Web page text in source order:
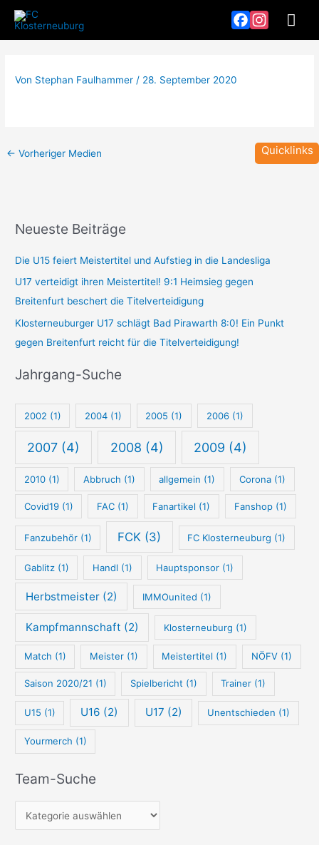
Inhalt
springen
Facebook
Instagram
Von Stephan Faulhammer / 28. September 2020
← Vorheriger Medien
Neueste Beiträge
Die U15 feiert Meistertitel und Aufstieg in die Landesliga
U17 verteidigt ihren Meistertitel! 9:1 Heimsieg gegen
Breitenfurt beschert die Titelverteidigung
Klosterneuburger U17 schlägt Bad Pirawarth 8:0! Ein Punkt
gegen Breitenfurt reicht für die Titelverteidigung!
Jahrgang-Suche
2002 (1) 2004 (1) 2005 (1) 2006(1)
2007 (4) 2008 (4) 2009 (4)
2010(1) Abbruch (1) allgemein (1) Corona(1)
Covid19(1) FAC (1) Fanartikel (1) Fanshop(1)
Fanzubehör(1) FCK (3) FC Klosterneuburg (1)
Gablitz(1) Handl (1) Hauptsponsor (1)
Herbstmeister(2) IMMOunited (1)
Kampfmannschaft (2) Klosterneuburg (1)
Match (1) Meister (1) Meistertitel (1) NÖFV(1)
Saison 2020/21 (1) Spielbericht (1) Trainer (1)
U15 (1) U16 (2) U17 (2) Unentschieden (1)
Yourmerch (1)
Team-Suche
T
m
-
S
u
h
e
Z
t
p
u
n
t
-
Quicklinks